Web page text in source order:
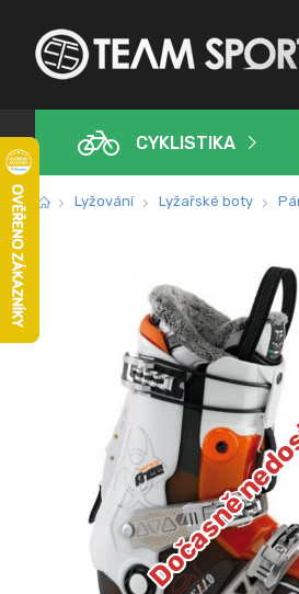
CYKLISTIKA
Lyžování Lyžařské boty
Dočasně